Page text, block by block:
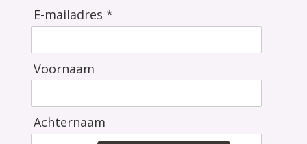
E-mailadres *
Voornaam
Achternaam